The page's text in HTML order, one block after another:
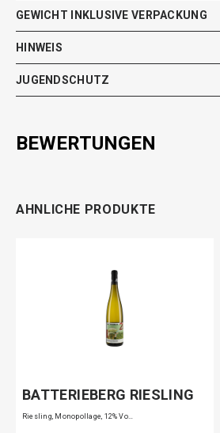
GEWICHT INKLUSIVE VERPACKUNG
HINWEIS
JUGENDSCHUTZ
BEWERTUNGEN
AHNLICHE PRODUKTE
BATTERIEBERG RIESLING
Riesling, Monopollage, 12% Vo…